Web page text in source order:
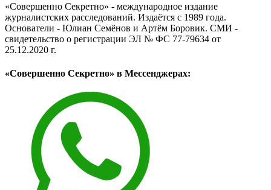
«Совершенно Секретно» - международное издание
журналистских расследований. Издаётся с 1989 года.
Основатели - Юлиан Семёнов и Артём Боровик. CМИ -
свидетельство о регистрации ЭЛ № ФС 77-79634 от
25.12.2020 г.
«Совершенно Секретно» в Мессенджерах: